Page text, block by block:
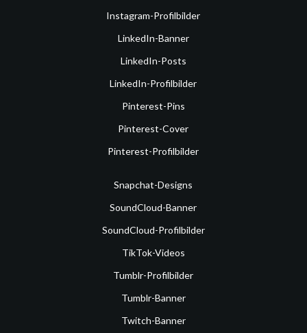
Instagram-Profilbilder
LinkedIn-Banner
LinkedIn-Posts
LinkedIn-Profilbilder
Pinterest-Pins
Pinterest-Cover
Pinterest-Profilbilder
Snapchat-Designs
SoundCloud-Banner
SoundCloud-Profilbilder
TikTok-Videos
Tumblr-Profilbilder
Tumblr-Banner
Twitch-Banner